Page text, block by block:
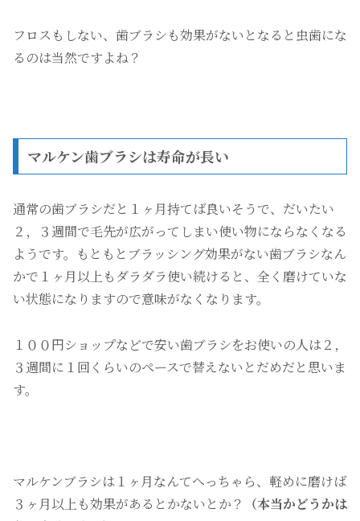
フロスもしない、歯ブラシも効果がないとなると虫歯にな
るのは当然ですよね？
マルケン歯ブラシは寿命が長い
通常の歯ブラシだと１ヶ月持てば良いそうで、だいたい
２，３週間で毛先が広がってしまい使い物にならなくなる
ようです。もともとブラッシング効果がない歯ブラシなん
かで１ヶ月以上もダラダラ使い続けると、全く磨けていな
い状態になりますので意味がなくなります。
１００円ショップなどで安い歯ブラシをお使いの人は２，
３週間に１回くらいのペースで替えないとだめだと思いま
す。
マルケンブラシは１ヶ月なんてへっちゃら、軽めに磨けば
３ヶ月以上も効果があるとかないとか？
（本当かどうかは